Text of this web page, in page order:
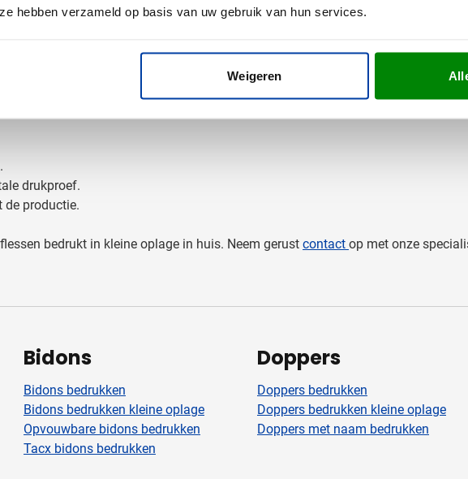
hebben verzameld op basis van uw gebruik van hun services.
Weigeren
onze bedrukken. Ideaal voor startups en MKB-
drukproef.
de productie.
bedrukt in kleine oplage in huis. Neem gerust contact op met onze
Bidons
Bidons bedrukken
Bidons bedrukken kleine oplage
Opvouwbare bidons bedrukken
Tacx bidons bedrukken
Doppers
Doppers bedrukken
Doppers bedrukken kleine oplage
Doppers met naam bedrukken